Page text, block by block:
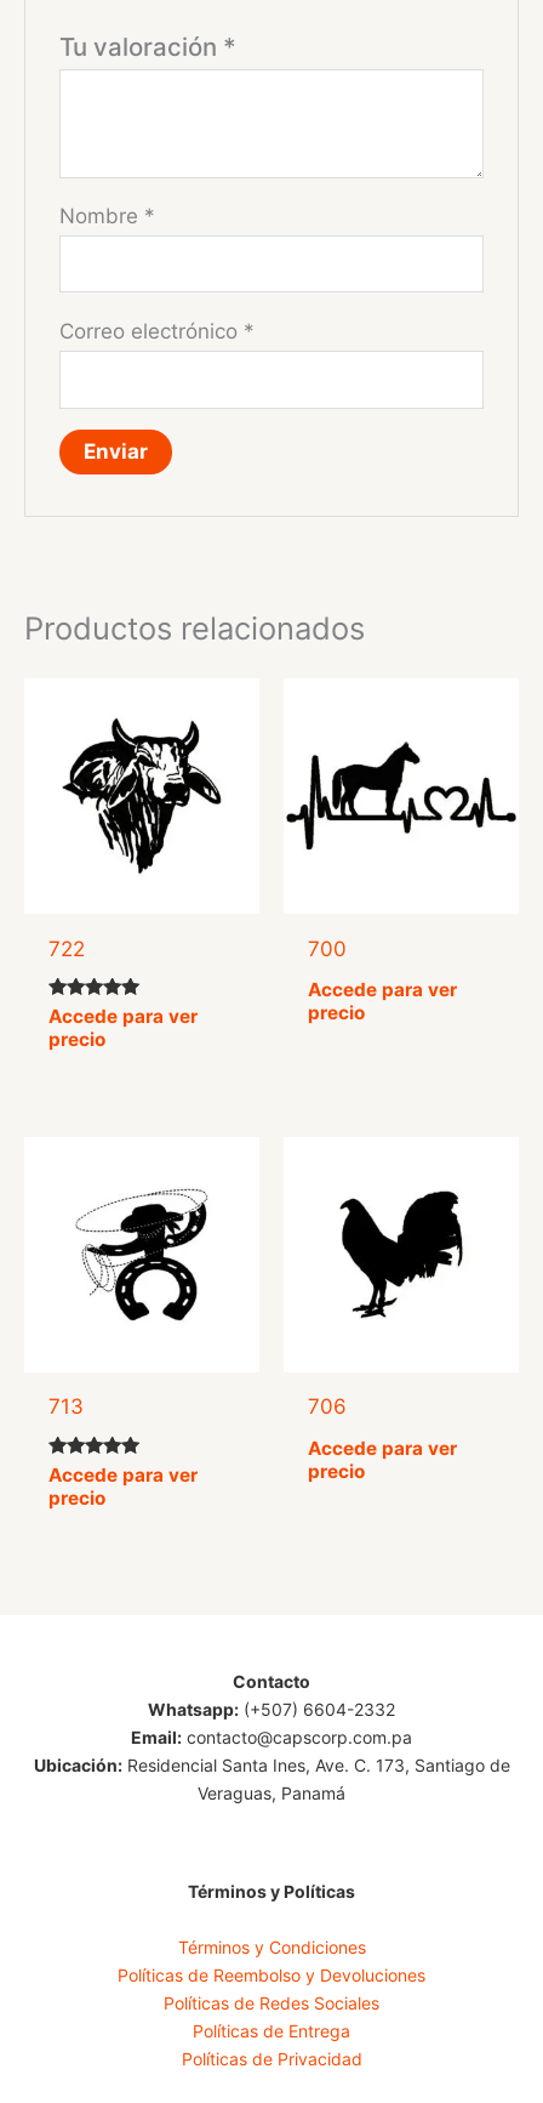
Tu valoración *
Nombre *
Correo electrónico *
Productos relacionados
722
Valorado
con
5.00
Accede para ver
precio
700
Accede para ver
precio
713
Valorado
con
5.00
Accede para ver
precio
706
Accede para ver
precio
Contacto
Whatsapp: (+507) 6604-2332
Email: contacto@capscorp.com.pa
Ubicación:Residencial Santa Ines, Ave. C. 173, Santiago de
Veraguas, Panamá
Términos y Políticas
Términos y Condiciones
Políticas de Reembolso y Devoluciones
Políticas de Redes Sociales
Políticas de Entrega
Políticas de Privacidad